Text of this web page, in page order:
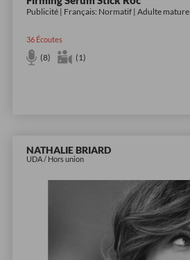
Publicité | Français: Normatif | Adulte mature
36Écoutes
(8) (1)
NATHALIE BRIARD
UDA / Hors union